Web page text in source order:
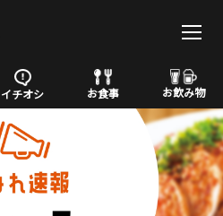
イチオシ お食事 お飲み物